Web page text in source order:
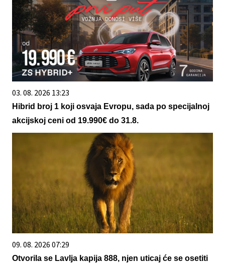
03. 08. 2026 13:23
Hibrid broj 1 koji osvaja Evropu, sada po specijalnoj
akcijskoj ceni od 19.990€ do 31.8.
09. 08. 2026 07:29
Otvorila se Lavlja kapija 888, njen uticaj će se osetiti